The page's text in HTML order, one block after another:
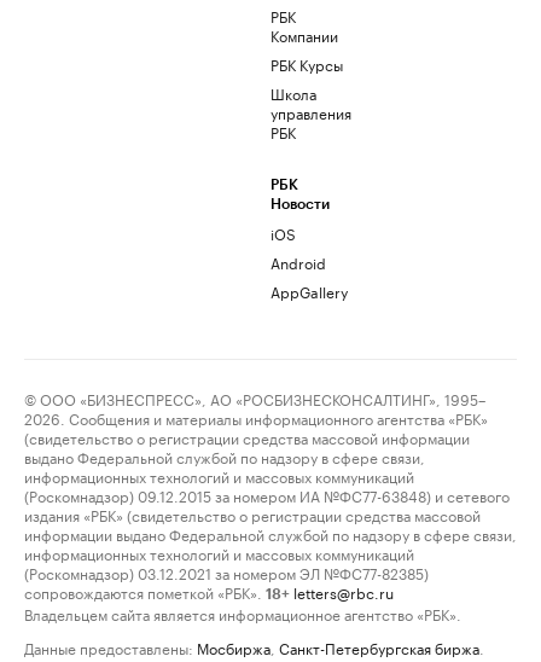
РБК
Компании
РБК Курсы
Школа
управления
РБК
РБК
Новости
iOS
Android
AppGallery
© ООО «БИЗНЕСПРЕСС», АО «РОСБИЗНЕСКОНСАЛТИНГ», 1995–
2026. Сообщения и материалы информационного агентства «РБК»
(свидетельство о регистрации средства массовой информации
выдано Федеральной службой по надзору в сфере связи,
информационных технологий и массовых коммуникаций
(Роскомнадзор) 09.12.2015 за номером ИА №ФС77-63848) и сетевого
издания «РБК» (свидетельство о регистрации средства массовой
информации выдано Федеральной службой по надзору в сфере связи,
информационных технологий и массовых коммуникаций
(Роскомнадзор) 03.12.2021 за номером ЭЛ №ФС77-82385)
сопровождаются пометкой «РБК».
18+ letters@rbc.ru
Владельцем сайта является информационное агентство «РБК».
Данные предоставлены: Мосбиржа Санкт-Петербургская биржа